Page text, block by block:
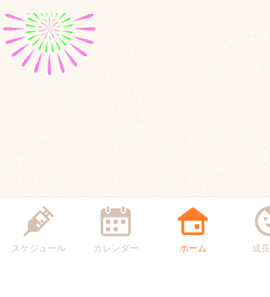
スケジュール カレンダー ホーム 成